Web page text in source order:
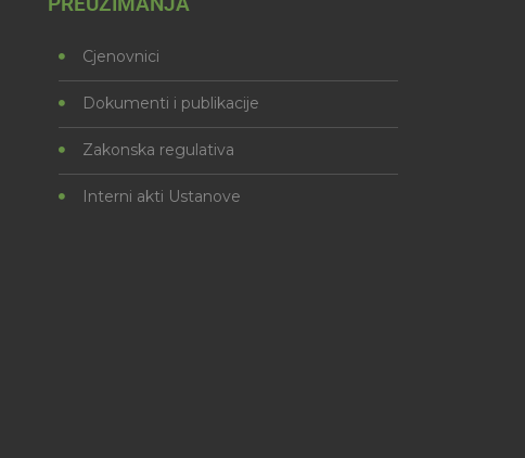
Cjenovnici
Dokumenti i publikacije
Zakonska regulativa
Interni akti Ustanove